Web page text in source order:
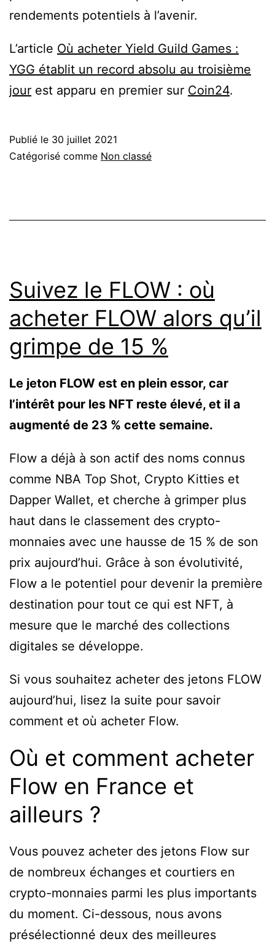
rendements potentiels à l’avenir.
L’article Où acheter Yield Guild Games :
YGG établit un record absolu au troisième
jour est apparu en premier sur Coin24.
Publié le 30 juillet 2021
Catégorisé comme Non classé
Suivez le FLOW : où
acheter FLOW alors qu’il
grimpe de 15 %
Le jeton FLOW est en plein essor, car
l’intérêt pour les NFT reste élevé, et il a
augmenté de 23 % cette semaine.
Flow a déjà à son actif des noms connus
comme NBA Top Shot, Crypto Kitties et
Dapper Wallet, et cherche à grimper plus
haut dans le classement des crypto-
monnaies avec une hausse de 15 % de son
prix aujourd’hui. Grâce à son évolutivité,
Flow a le potentiel pour devenir la première
destination pour tout ce qui est NFT, à
mesure que le marché des collections
digitales se développe.
Si vous souhaitez acheter des jetons FLOW
aujourd’hui, lisez la suite pour savoir
comment et où acheter Flow.
Où et comment acheter
Flow en France et
ailleurs ?
Vous pouvez acheter des jetons Flow sur
de nombreux échanges et courtiers en
crypto-monnaies parmi les plus importants
du moment. Ci-dessous, nous avons
présélectionné deux des meilleures